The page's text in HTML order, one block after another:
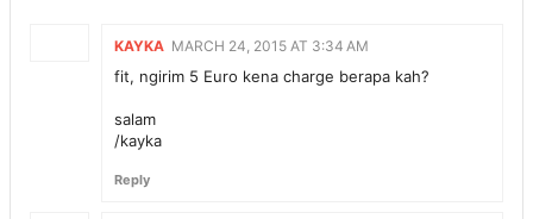
KAYKA MARCH 24, 2015 AT 3:34 AM
fit, ngirim 5 Euro kena charge berapa kah?
salam
/kayka
Reply